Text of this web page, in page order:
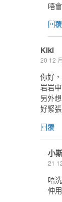
唔
回覆
Kiki
20 12
你好
岩岩
另外
好緊
回覆
小
21
唔
仲